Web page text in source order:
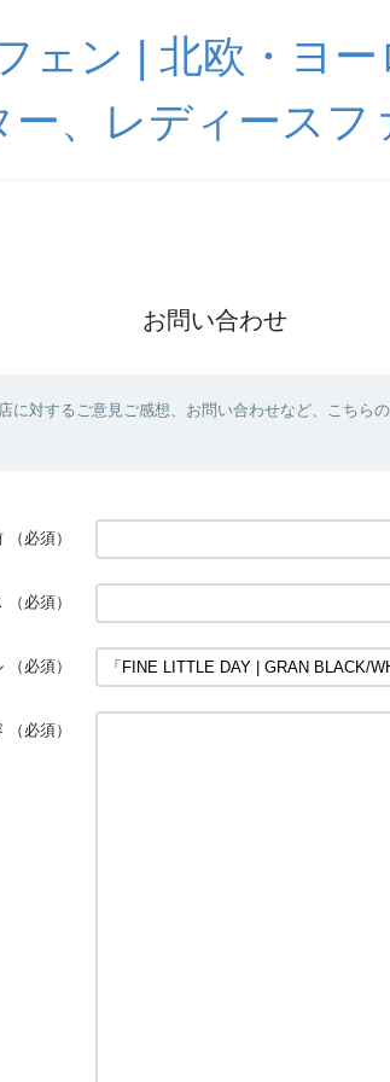
ェン | 北欧・ヨー
ー、レディースフ
お問い合わせ
に対するご意見ご感想、お問い合わせなど、こちら
（必須）
（必須）
（必須）
（必須）